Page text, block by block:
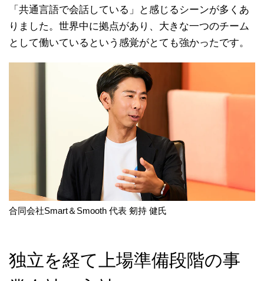
「共通言語で会話している」と感じるシーンが多くあ
りました。世界中に拠点があり、大きな一つのチーム
として働いているという感覚がとても強かったです。
合同会社Smart＆Smooth 代表 剱持 健氏
独立を経て上場準備段階の事